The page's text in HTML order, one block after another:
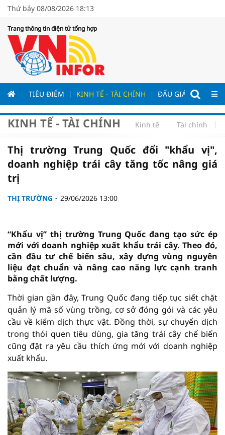
Thứ bảy 08/08/2026 18:13
Trang thông tin điện tử tổng hợp
TIÊU ĐIỂM KINH TẾ - TÀI CHÍNH ĐẤU GIÁ - ĐẤU
KINH TẾ - TÀI CHÍNH Kinh tế Tài chính
Thị trường Trung Quốc đổi "khẩu vị",
doanh nghiệp trái cây tăng tốc nâng giá
trị
THỊ TRƯỜNG 29/06/2026 13:00
“Khẩu vị” thị trường Trung Quốc đang tạo sức ép
mới với doanh nghiệp xuất khẩu trái cây. Theo đó,
cần đầu tư chế biến sâu, xây dựng vùng nguyên
liệu đạt chuẩn và nâng cao năng lực cạnh tranh
bằng chất lượng.
Thời gian gần đây, Trung Quốc đang tiếp tục siết chặt
quản lý mã số vùng trồng, cơ sở đóng gói và các yêu
cầu về kiểm dịch thực vật. Đồng thời, sự chuyển dịch
trong thói quen tiêu dùng, gia tăng trái cây chế biến
cũng đặt ra yêu cầu thích ứng mới với doanh nghiệp
xuất khẩu.